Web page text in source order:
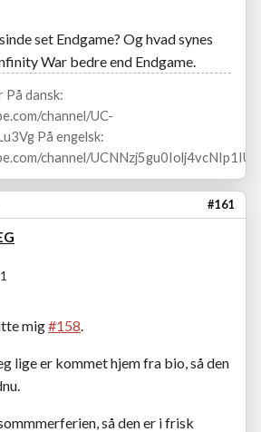
set Endgame? Og hvad synes
War bedre end Endgame.
På dansk:
channel/UC-
På engelsk:
channel/UCNNzj5gu0Iolj4vcNIp1IUA
#161
mig#158
lige er kommet hjem fra bio, så den
så den er i frisk